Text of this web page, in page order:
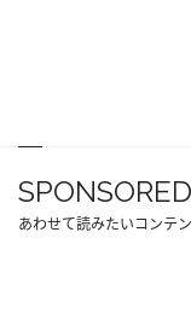
SPONSORED
あわせて読みたいコンテ